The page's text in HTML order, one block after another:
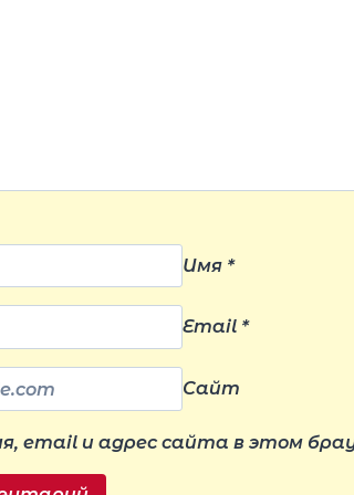
Имя *
Email *
Сайт
email и адрес сайта в этом